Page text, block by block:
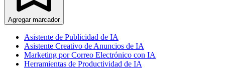
Agregar marcador
Asistente de Publicidad de IA
Asistente Creativo de Anuncios de IA
Marketing por Correo Electrónico con IA
Herramientas de Productividad de IA